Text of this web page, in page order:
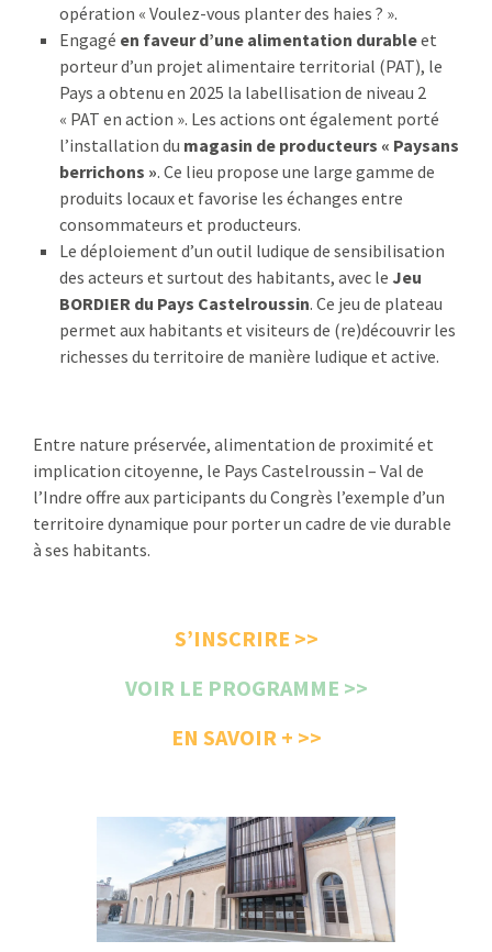
opération « Voulez-vous planter des haies ? ».
Engagé en faveur d’une alimentation durableet
porteur d’un projet alimentaire territorial (PAT), le
Pays a obtenu en 2025 la labellisation de niveau 2
« PAT en action ». Les actions ont également porté
l’installation du magasin de producteurs « Paysans
berrichons ». Ce lieu propose une large gamme de
produits locaux et favorise les échanges entre
consommateurs et producteurs.
Le déploiement d’un outil ludique de sensibilisation
des acteurs et surtout des habitants, avec le Jeu
BORDIER du Pays Castelroussin. Ce jeu de plateau
permet aux habitants et visiteurs de (re)découvrir les
richesses du territoire de manière ludique et active.
Entre nature préservée, alimentation de proximité et
implication citoyenne, le Pays Castelroussin – Val de
l’Indre offre aux participants du Congrès l’exemple d’un
territoire dynamique pour porter un cadre de vie durable
à ses habitants.
S’INSCRIRE >>
VOIR LE PROGRAMME >>
EN SAVOIR + >>